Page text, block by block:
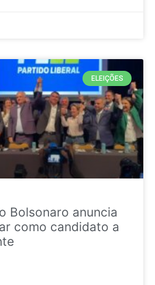
ELEIÇÕES
Bolsonaro anuncia
como candidato a